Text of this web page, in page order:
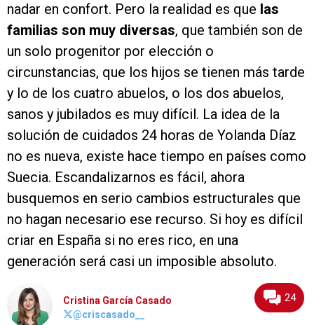
nadar en confort. Pero la realidad es que las
familias son muy diversas, que también son de
un solo progenitor por elección o
circunstancias, que los hijos se tienen más tarde
y lo de los cuatro abuelos, o los dos abuelos,
sanos y jubilados es muy difícil. La idea de la
solución de cuidados 24 horas de Yolanda Díaz
no es nueva, existe hace tiempo en países como
Suecia. Escandalizarnos es fácil, ahora
busquemos en serio cambios estructurales que
no hagan necesario ese recurso. Si hoy es difícil
criar en España si no eres rico, en una
generación será casi un imposible absoluto.
Cristina García Casado
@criscasado__
24